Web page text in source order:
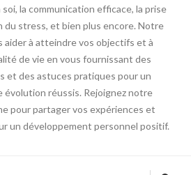
la communication efficace, la prise
du stress, et bien plus encore. Notre
aider à atteindre vos objectifs et à
de vie en vous fournissant des
et des astuces pratiques pour un
évolution réussis. Rejoignez notre
pour partager vos expériences et
un développement personnel positif.